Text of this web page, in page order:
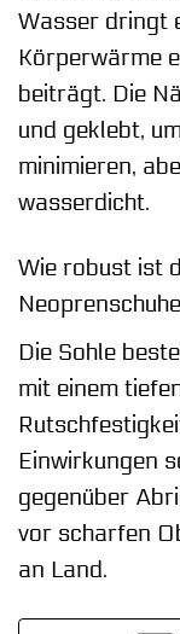
Wasser dringt
Körperwärme
beiträgt. Die
und geklebt,
minimieren,
wasserdicht.
Wie robust ist
Die Sohle
mit einem
Einwirkungen
gegenüber
vor scharfen
an Land.